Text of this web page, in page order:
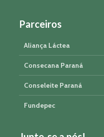
Parceiros
Aliança Láctea
Consecana Paraná
Conseleite Paraná
Fundepec